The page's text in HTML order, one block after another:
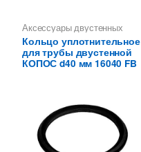
Аксессуары двустенных
труб Кольца
уплотнительные KOPOS
Кольцо уплотнительное
для трубы двустенной
КОПОС d40 мм 16040 FB